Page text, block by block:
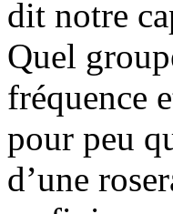
dit notre
Quel
fréquence
pour peu
d’une